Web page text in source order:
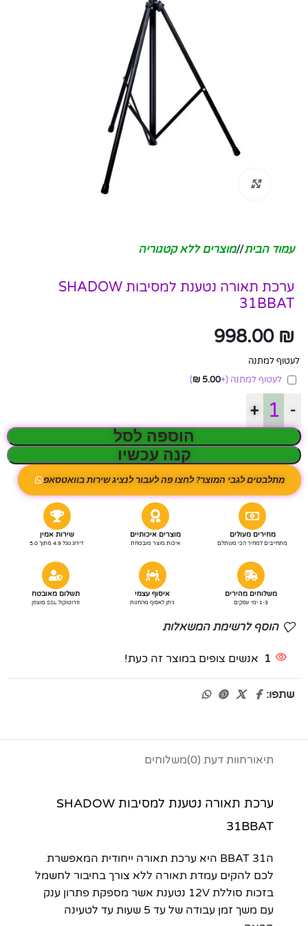
עמוד הבית/ מוצרים ללא קטגוריה
ערכת תאורה נטענת למסיבות SHADOW
31BBAT
998.00 ₪
לעטוף למתנה
לעטוף למתנה (+
5.00
₪
)
-
+
הוספה לסל
קנה עכשיו
מתלבטים לגבי המוצר? לחצו פה לעבור לנציג שירות בוואטסאפ
מחירים מעולים
מתחייבים למחיר הכי משתלם
מוצרים איכותיים
איכות מוצר מובטחת
שירות אמין
דירוג גוגל 4.9 מתוך 5.0
משלוחים מהירים
1-3 ימי עסקים
איסוף עצמי
ניתן לאסוף מהחנות
תשלום מאובטח
פרוטוקול SSL מוצפן
הוסף לרשימת המשאלות
1 אנשים צופים במוצר זה כעת!
שתפו:
תיאורחוות דעת (0) משלוחים
ערכת תאורה נטענת למסיבות SHADOW
31BBAT
ה31 BBAT היא ערכת תאורה ייחודית המאפשרת
לכם להקים עמדת תאורה ללא צורך בחיבור לחשמל
בזכות סוללת 12V נטענת אשר מספקת פתרון ענק
עם משך זמן עבודה של עד 5 שעות עד לטעינה